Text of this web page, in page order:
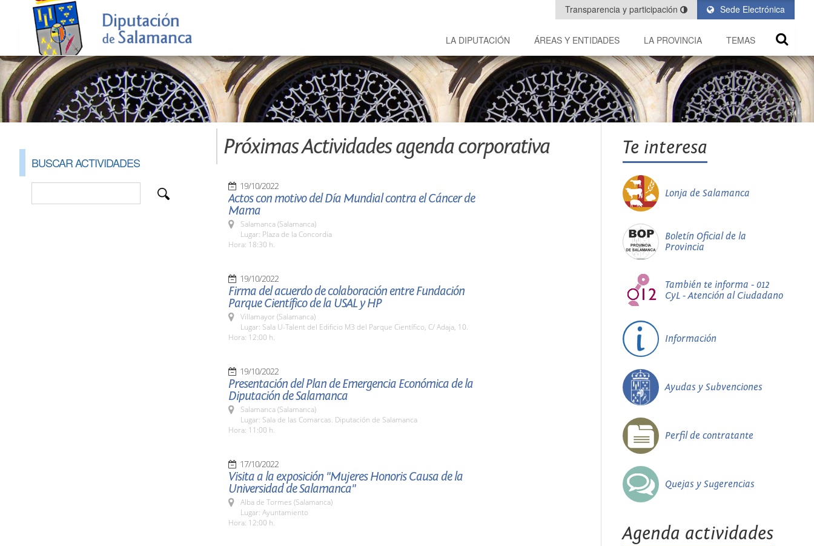
Sede Electrónica
Transparencia y participación
LA DIPUTACIÓN ÁREAS Y ENTIDADES LA PROVINCIA TEMAS
BUSCAR ACTIVIDADES
Próximas Actividades agenda corporativa
19/10/2022
Actos con motivo del Día Mundial contra el Cáncer de
Mama
Salamanca (Salamanca)
Lugar: Plaza de la Concordia
Hora: 18:30 h.
19/10/2022
Firma del acuerdo de colaboración entre Fundación
Parque Científico de la USAL y HP
Villamayor (Salamanca)
Lugar: Sala U-Talent del Edificio M3 del Parque Científico, C/ Adaja, 10.
Hora: 12:00 h.
19/10/2022
Presentación del Plan de Emergencia Económica de la
Diputación de Salamanca
Salamanca (Salamanca)
Lugar: Sala de las Comarcas. Diputación de Salamanca
Hora: 11:00 h.
17/10/2022
Visita a la exposición "Mujeres Honoris Causa de la
Universidad de Salamanca"
Alba de Tormes (Salamanca)
Lugar: Ayuntamiento
Hora: 12:00 h.
Te interesa
Lonja de Salamanca
Boletín Oficial de la
Provincia
También te informa - 012
CyL - Atención al Ciudadano
Información
Ayudas y Subvenciones
Perfil de contratante
Quejas y Sugerencias
Agenda actividades